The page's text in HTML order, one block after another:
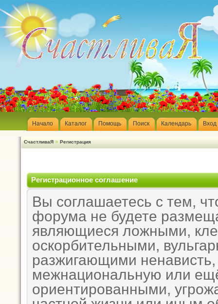
Начало Каталог Помощь Поиск Календарь Вход
СчастливаЯ » Регистрация
Регистрационное соглашение
Вы соглашаетесь с тем,
форума не будете
являющиеся ложными,
оскорбительными,
разжигающими
межнациональную или
ориентированными,